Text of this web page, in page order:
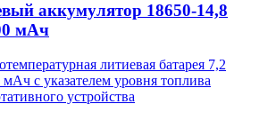
аккумулятор 18650-14,8
мАч